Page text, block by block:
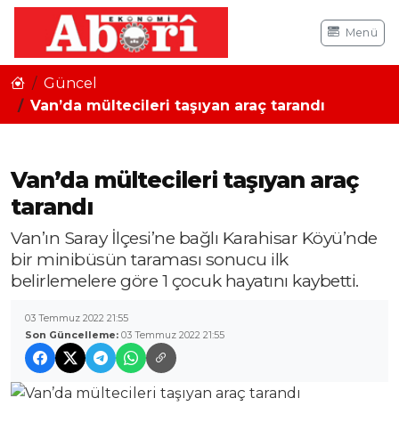
Menü
Güncel
Van’da mültecileri taşıyan araç tarandı
Van’da mültecileri taşıyan araç
tarandı
Van’ın Saray İlçesi’ne bağlı Karahisar Köyü’nde
bir minibüsün taraması sonucu ilk
belirlemelere göre 1 çocuk hayatını kaybetti.
03 Temmuz 2022 21:55
Son Güncelleme: 03 Temmuz 2022 21:55